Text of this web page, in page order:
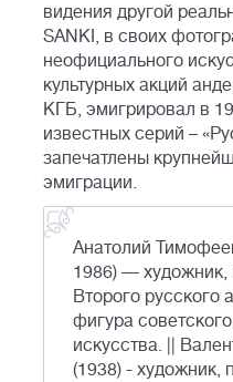
видения другой
SANKI, в своих
неофициального
культурных акций
КГБ, эмигрировал в
известных серий –
запечатлены
эмиграции.
Анатолий
1986) — художник,
Второго русского
фигура
искусства. ||
(1938) - художник,